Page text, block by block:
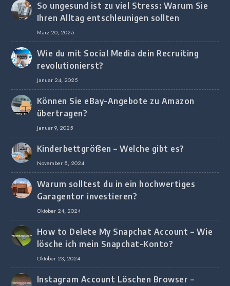
So ungesund ist zu viel Stress: Warum Sie
Ihren Alltag entschleunigen sollten
März 20, 2025
Wie du mit Social Media dein Recruiting
revolutionierst?
Januar 24, 2025
Können Sie eBay-Angebote zu Amazon
übertragen?
Januar 9, 2025
Kinderbettgrößen – Welche gibt es?
November 8, 2024
Warum solltest du in ein hochwertiges
Garagentor investieren?
Oktober 24, 2024
How to Delete My Snapchat Account – Wie
lösche ich mein Snapchat-Konto?
Oktober 23, 2024
Instagram Account Löschen Browser –